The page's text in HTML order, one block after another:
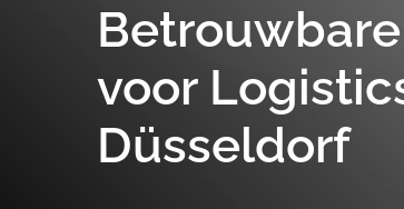
voor
Düsseldorf